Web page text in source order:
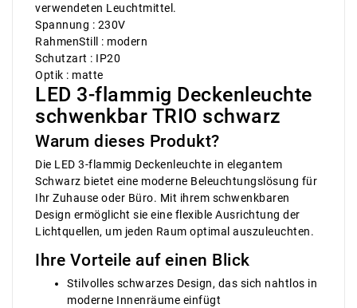
verwendeten Leuchtmittel.
Spannung : 230V
RahmenStill : modern
Schutzart : IP20
Optik : matte
LED 3-flammig Deckenleuchte
schwenkbar TRIO schwarz
Warum dieses Produkt?
Die LED 3-flammig Deckenleuchte in elegantem
Schwarz bietet eine moderne Beleuchtungslösung für
Ihr Zuhause oder Büro. Mit ihrem schwenkbaren
Design ermöglicht sie eine flexible Ausrichtung der
Lichtquellen, um jeden Raum optimal auszuleuchten.
Ihre Vorteile auf einen Blick
Stilvolles schwarzes Design, das sich nahtlos in
moderne Innenräume einfügt